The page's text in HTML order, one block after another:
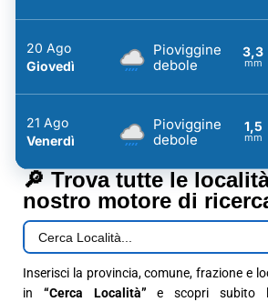
20 Ago
Giovedì
Pioviggine
debole
3,3
mm
21 Ago
Venerdì
Pioviggine
debole
1,5
mm
🔎 Trova tutte le
nostro motore di
Inserisci la provincia, comune, frazione e
in “Cerca Località” e scopri subito